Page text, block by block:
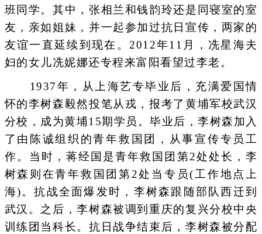
班同学。其中，张相兰和钱韵玲还是同寝室的室
友，亲如姐妹，并一起参加过抗日宣传，两家的
友谊一直延续到现在。2012年11月，冼星海夫
妇的女儿冼妮娜还专程来富阳看望过李老。
1937年，从上海艺专毕业后，充满爱国情
怀的李树森毅然投笔从戎，报考了黄埔军校武汉
分校，成为黄埔15期学员。毕业后，李树森加入
了由陈诚组织的青年救国团，从事宣传专员工
作。当时，蒋经国是青年救国团第2处处长，李
树森则在青年救国团第2处当专员(工作地点上
海)。抗战全面爆发时，李树森跟随部队西迁到
武汉。之后，李树森被调到重庆的复兴分校中央
训练团当科长。抗日战争结束后，李树森被分配